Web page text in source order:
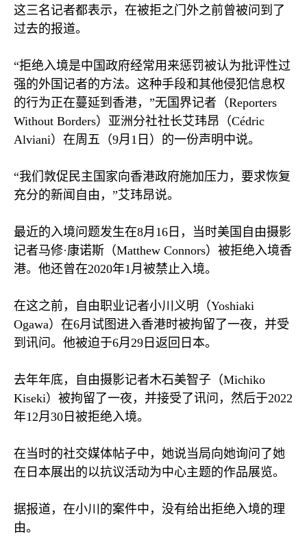
这三名记者都表示，在被拒之门外之前曾被问到了
过去的报道。
“拒绝入境是中国政府经常用来惩罚被认为批评性过
强的外国记者的方法。这种手段和其他侵犯信息权
的行为正在蔓延到香港，”无国界记者（Reporters
Without Borders）亚洲分社社长艾玮昂（Cédric
Alviani）在周五（9月 1 日）的一份声明中说。
“我们敦促民主国家向香港政府施加压力，要求恢复
充分的新闻自由，”艾玮昂说。
最近的入境问题发生在8月 16 日，当时美国自由摄影
记者马修·康诺斯（Matthew Connors）被拒绝入境香
港。他还曾在2020年1月被禁止入境。
在这之前，自由职业记者小川义明（Yoshiaki
Ogawa）在6月试图进入香港时被拘留了一夜，并受
到讯问。他被迫于6月 29 日返回日本。
去年年底，自由摄影记者木石美智子（Michiko
Kiseki）被拘留了一夜，并接受了讯问，然后于2022
年12月 30 日被拒绝入境。
在当时的社交媒体帖子中，她说当局向她询问了她
在日本展出的以抗议活动为中心主题的作品展览。
据报道，在小川的案件中，没有给出拒绝入境的理
由。